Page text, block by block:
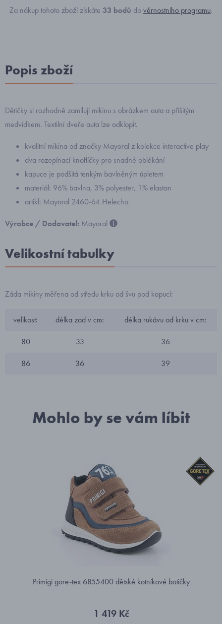
Za nákup tohoto zboží získáte 33 bodů dověrnostního programu.
Popis zboží
Dětičky si rozhodně zamilují mikinu s obrázkem auta a přišitým
medvídkem. Textilní dveře auta lze odklopit.
kvalitní mikina od značky Mayoral z kolekce interactive play
dva rozepínací knoflíčky pro snadné oblékání
kapuce je podšitá tenkým bavlněným úpletem
materiál: 96% bavlna, 3% polyester, 1% elastan
artikl: Mayoral 2460-64 Helecho
Výrobce / Dodavatel: Mayoral
Velikostní tabulky
Záda mikiny měřena od středu krku od švu pod kapucí:
velikost: délka zad v cm: délka rukávu od krku v cm:
80 33 36
86 36 39
Mohlo by se vám líbit
Primigi gore-tex 6855400 dětské kotníkové botičky
1 419 Kč